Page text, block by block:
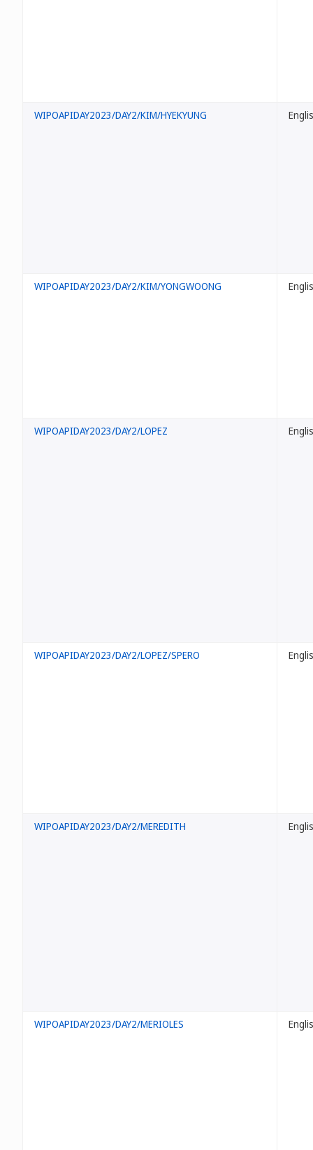
WIPOAPIDAY2023/DAY2/KIM/HYEKYUNG
WIPOAPIDAY2023/DAY2/KIM/YONGWOONG
WIPOAPIDAY2023/DAY2/LOPEZ
WIPOAPIDAY2023/DAY2/LOPEZ/SPERO
WIPOAPIDAY2023/DAY2/MEREDITH
WIPOAPIDAY2023/DAY2/MERIOLES